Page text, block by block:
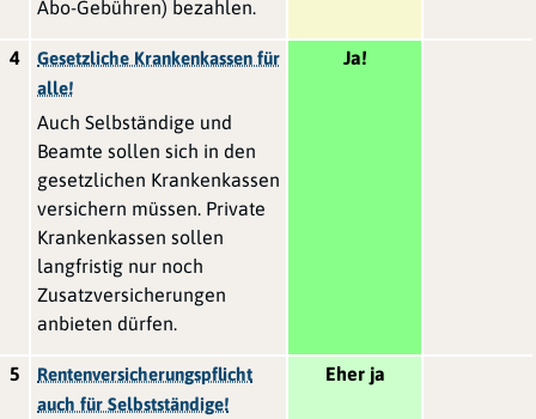
Abo-Gebühren) bezahlen.
4
Gesetzliche Krankenkassen für
alle!
Auch Selbständige und
Beamte sollen sich in den
gesetzlichen Krankenkassen
versichern müssen. Private
Krankenkassen sollen
langfristig nur noch
Zusatzversicherungen
anbieten dürfen.
Ja!
5
Rentenversicherungspflicht
auch für Selbstständige!
Eher ja